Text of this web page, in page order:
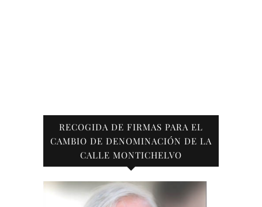
RECOGIDA DE FIRMAS PARA EL
CAMBIO DE DENOMINACIÓN DE LA
CALLE MONTICHELVO